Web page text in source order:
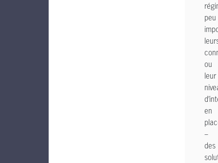
peu
ou
leur
en
–
des